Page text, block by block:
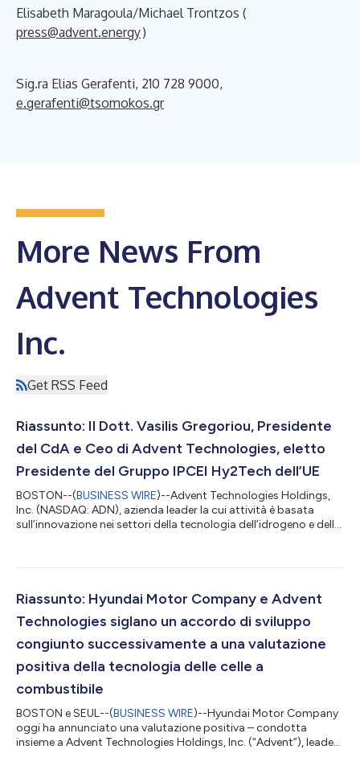
Elisabeth Maragoula/Michael Trontzos (
press@advent.energy)
Sig.ra Elias Gerafenti, 210 728 9000,
e.gerafenti@tsomokos.gr
More News From
Advent Technologies
Inc.
Get RSS Feed
Riassunto: Il Dott. Vasilis Gregoriou, Presidente
del CdA e Ceo di Advent Technologies, eletto
Presidente del Gruppo IPCEI Hy2Tech dell’UE
BOSTON--(BUSINESS WIRE)--Advent Technologies Holdings,
Inc. (NASDAQ: ADN), azienda leader la cui attività è basata
sull’innovazione nei settori della tecnologia dell’idrogeno e delle
Presidente del Gruppo di facilitazione dell’IPCEI (“Important
svolta nel corso della prima Assemblea generale concernente...
Riassunto: Hyundai Motor Company e Advent
Technologies siglano un accordo di sviluppo
congiunto successivamente a una valutazione
positiva della tecnologia delle celle a
combustibile
BOSTON e SEUL--(BUSINESS WIRE)--Hyundai Motor Company
oggi ha annunciato una valutazione positiva – condotta
insieme a Advent Technologies Holdings, Inc. (“Advent”), leader